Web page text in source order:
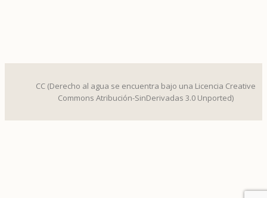
CC (Derecho al agua se encuentra bajo una Licencia Creative
Commons Atribución-SinDerivadas 3.0 Unported)